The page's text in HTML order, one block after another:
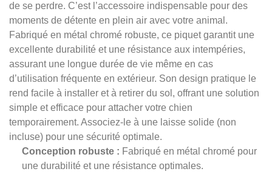
de se perdre. C’est l’accessoire indispensable pour des
moments de détente en plein air avec votre animal.
Fabriqué en métal chromé robuste, ce piquet garantit une
excellente durabilité et une résistance aux intempéries,
assurant une longue durée de vie même en cas
d’utilisation fréquente en extérieur. Son design pratique le
rend facile à installer et à retirer du sol, offrant une solution
simple et efficace pour attacher votre chien
temporairement. Associez-le à une laisse solide (non
incluse) pour une sécurité optimale.
Conception robuste : Fabriqué en métal chromé pour
une durabilité et une résistance optimales.